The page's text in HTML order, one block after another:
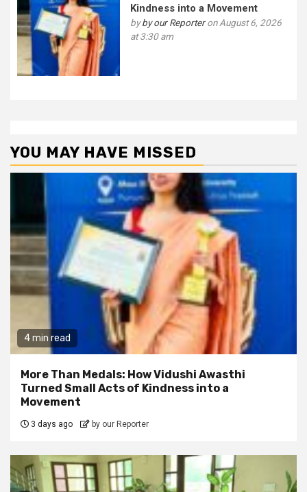
Kindness into a Movement
byby our Reporteron August 6, 2026
at 3:30 am
YOU MAY HAVE MISSED
4 min read
More Than Medals: How Vidushi Awasthi
Turned Small Acts of Kindness into a
Movement
3 days ago by our Reporter